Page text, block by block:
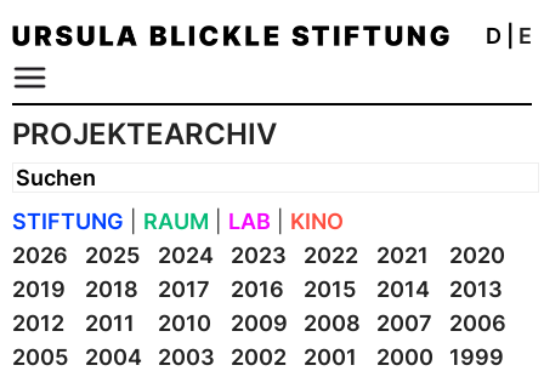
D E
PROJEKTEARCHIV
STIFTUNG RAUM LAB
KINO
2026
2025 2024 2023 2022 2021
2020
2019
2018 2017 2016 2015 2014
2013
2012
2011 2010 2009 2008 2007
2006
2005
2004 2003 2002 2001 2000
1999